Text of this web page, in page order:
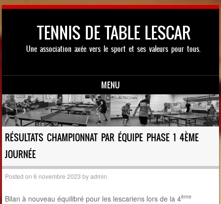
TENNIS DE TABLE LESCAR
Une association axée vers le sport et ses valeurs pour tous.
MENU
Skip to content
RÉSULTATS CHAMPIONNAT PAR ÉQUIPE PHASE 1 4ÈME
JOURNÉE
Posted on6 novembre 2023 byadmin
Bilan à nouveau équilibré pour les lescariens lors de la 4ème